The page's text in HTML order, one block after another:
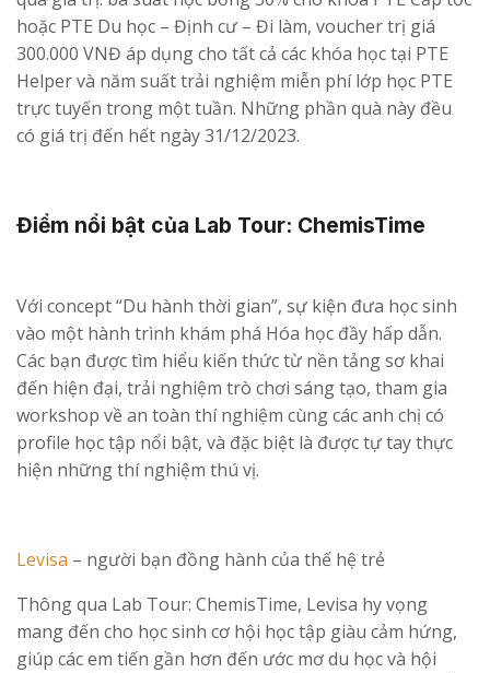
hoặc PTE Du học – Định cư – Đi làm, voucher trị giá
300.000 VNĐ áp dụng cho tất cả các khóa học tại PTE
Helper và năm suất trải nghiệm miễn phí lớp học PTE
trực tuyến trong một tuần. Những phần quà này đều
có giá trị đến hết ngày 31/12/2023.
Điểm nổi bật của Lab Tour: ChemisTime
Với concept “Du hành thời gian”, sự kiện đưa học sinh
vào một hành trình khám phá Hóa học đầy hấp dẫn.
Các bạn được tìm hiểu kiến thức từ nền tảng sơ khai
đến hiện đại, trải nghiệm trò chơi sáng tạo, tham gia
workshop về an toàn thí nghiệm cùng các anh chị có
profile học tập nổi bật, và đặc biệt là được tự tay thực
hiện những thí nghiệm thú vị.
Levisa – người bạn đồng hành của thế hệ trẻ
Thông qua Lab Tour: ChemisTime, Levisa hy vọng
mang đến cho học sinh cơ hội học tập giàu cảm hứng,
giúp các em tiến gần hơn đến ước mơ du học và hội